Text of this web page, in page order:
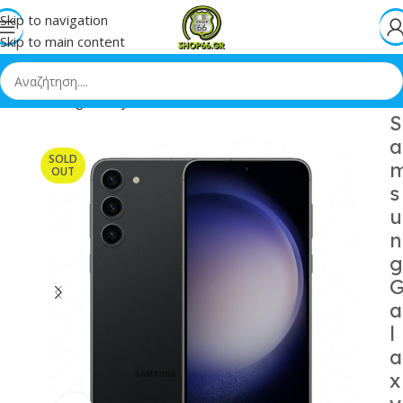
Skip to navigation
Skip to main content
»Samsung Galaxy S23 5G Dual SIM 8/512GB Phantom Black
SOLD
OUT
S
a
s
u
n
g
a
l
a
x